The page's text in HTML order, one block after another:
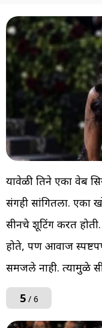
यावेळी तिने एका वेब
प्रसंगही सांगितला.
सीनचे शूटिंग करत
होते, पण आवाज
समजले नाही. त्यामुळे
5/ 6